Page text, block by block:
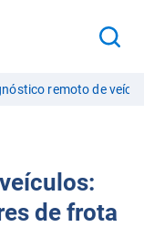
remoto de
de frota